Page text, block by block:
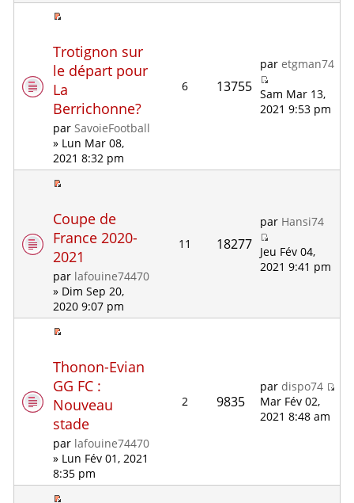
Trotignon sur
le départ pour
La
Berrichonne?
parSavoieFootball
» Lun Mar 08,
2021 8:32 pm
6 13755
paretgman74
Sam Mar 13,
2021 9:53 pm
Coupe de
France 2020-
2021
par lafouine74470
» Dim Sep 20,
2020 9:07 pm
11 18277
par Hansi74
Jeu Fév 04,
2021 9:41 pm
Thonon-Evian
GG FC :
Nouveau
stade
par lafouine74470
» Lun Fév 01, 2021
8:35 pm
2 9835
pardispo74
Mar Fév 02,
2021 8:48 am